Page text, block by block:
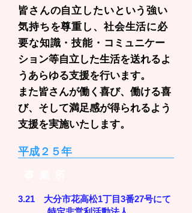
皆さんの自立したいという強い
気持ちを尊重し、社会生活に必
要な知識・技能・ コミュニケー
ション等自立した生活を送れるよ
うあらゆる支援を行います。
また皆さんが働く喜び、働ける喜
び、そして満足感が得られるよう
支援を実施いたします。
平成２５年
3.21 大分市花高松1丁目3番27号にて